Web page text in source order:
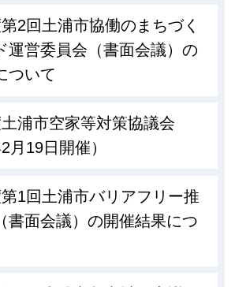
2回土浦市協働のまちづく
運営委員会（書面会議）の
ついて
浦市空家等対策協議会
月19日開催）
1回土浦市バリアフリー推
書面会議）の開催結果につ